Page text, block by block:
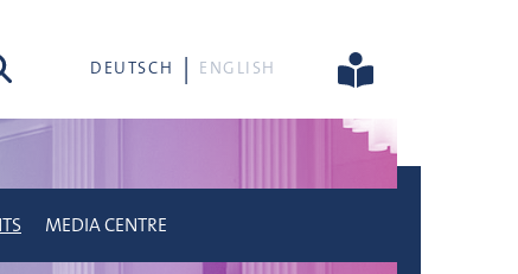
DEUTSCH ENGLISH
MEDIA CENTRE